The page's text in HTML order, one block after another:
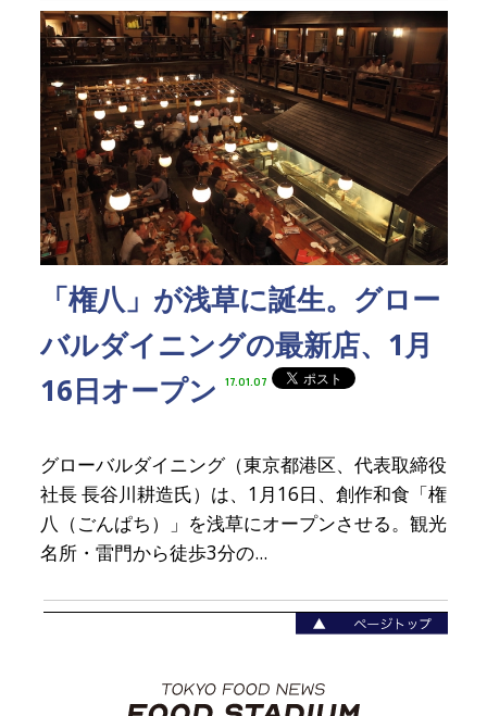
「権八」が浅草に誕生。グロー
バルダイニングの最新店、1月
16日オープン
17.01.07
グローバルダイニング（東京都港区、代表取締役
社長 長谷川耕造氏）は、1月16日、創作和食「権
八（ごんぱち）」を浅草にオープンさせる。観光
名所・雷門から徒歩3分の...